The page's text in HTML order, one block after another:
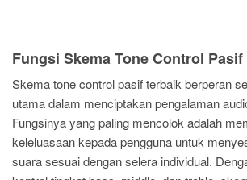
Fungsi Skema Tone Control
Skema tone control pasif terbaik berperan
utama dalam menciptakan pengalaman
Fungsinya yang paling mencolok adalah
keleluasaan kepada pengguna untuk
suara sesuai dengan selera individual.